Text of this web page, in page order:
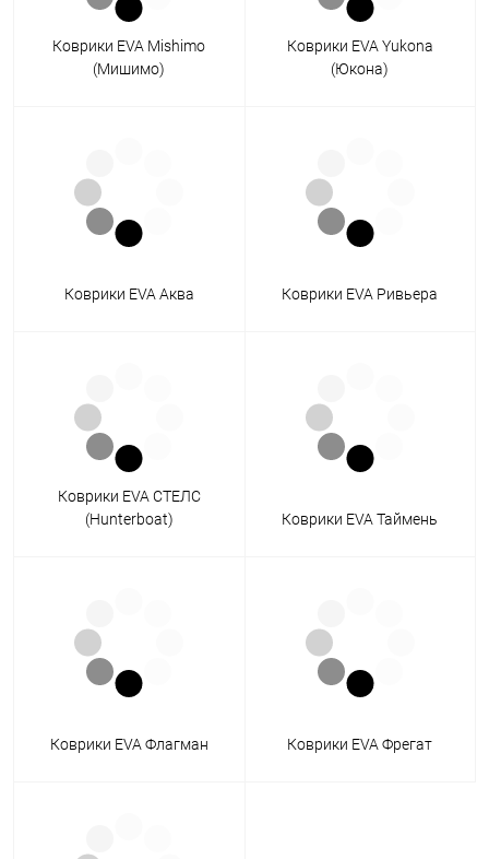
Коврики EVA Mishimo
(Мишимо)
Коврики EVA Yukona
(Юкона)
Коврики EVA Аква Коврики EVA Ривьера
Коврики EVA СТЕЛС
(Hunterboat)
Коврики EVA Таймень
Коврики EVA Флагман Коврики EVA Фрегат